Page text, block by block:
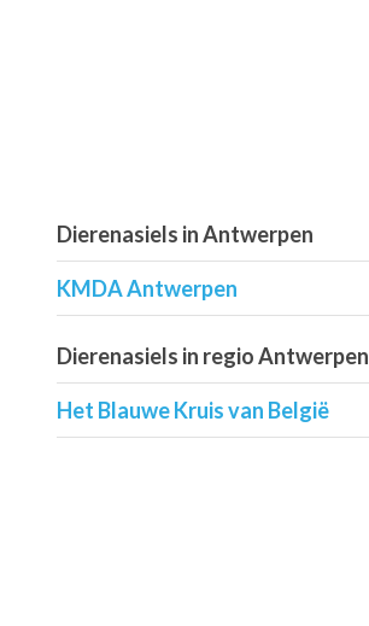
Dierenasiels in Antwerpen
KMDA Antwerpen
Dierenasiels in regio Antwerpen
Het Blauwe Kruis van België